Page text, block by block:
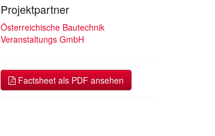
Projektpartner
Österreichische Bautechnik
Veranstaltungs GmbH
Factsheet als PDF ansehen